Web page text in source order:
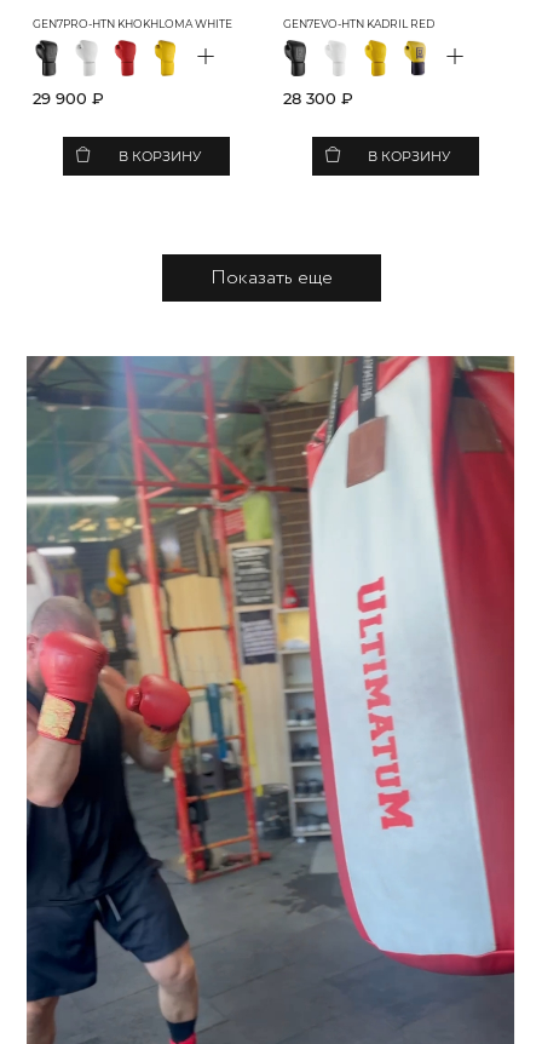
GEN7PRO-HTN KHOKHLOMA WHITE
+
29 900 ₽
В КОРЗИНУ
GEN7EVO-HTN KADRIL RED
+
28 300 ₽
В КОРЗИНУ
Показать еще